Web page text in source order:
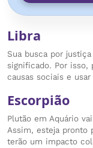
Libra
Sua busca por
significado. Por isso,
causas sociais e
Escorpião
Plutão em Aquário
Assim, esteja pronto
terão um impacto